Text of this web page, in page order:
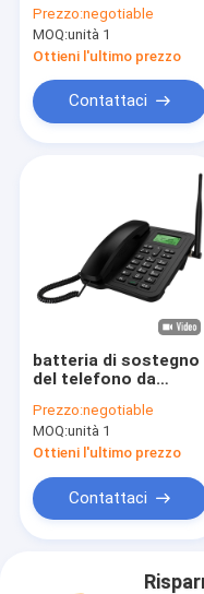
terrestre di Dual Sim
GSM di voce di LTE
HD
Prezzo:negotiable
MOQ:unità 1
Ottieni l'ultimo prezzo
Contattaci
batteria di sostegno
del telefono da
GSM della guida
telefonica 2G
Prezzo:negotiable
MOQ:unità 1
Ottieni l'ultimo prezzo
Contattaci